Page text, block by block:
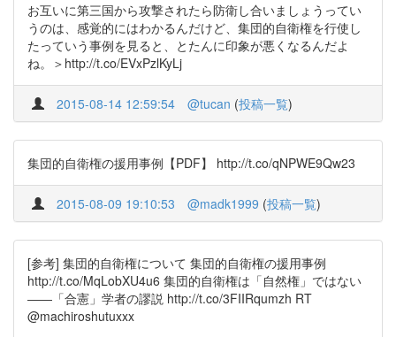
お互いに第三国から攻撃されたら防衛し合いましょうってい
うのは、感覚的にはわかるんだけど、集団的自衛権を行使し
たっていう事例を見ると、とたんに印象が悪くなるんだよ
ね。＞http://t.co/EVxPzlKyLj
2015-08-14 12:59:54 @tucan (投稿一覧)
集団的自衛権の援用事例【PDF】 http://t.co/qNPWE9Qw23
2015-08-09 19:10:53 @madk1999 (投稿一覧)
[参考] 集団的自衛権について 集団的自衛権の援用事例
http://t.co/MqLobXU4u6 集団的自衛権は「自然権」ではない
――「合憲」学者の謬説 http://t.co/3FIIRqumzh RT
@machiroshutuxxx